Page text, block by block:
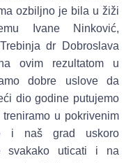
ozbiljno je bila u žiži
Ivane Ninković,
dr Dobroslava
ovim rezultatom u
dobre uslove da
dio godine putujemo
u pokrivenim
i naš grad uskoro
svakako uticati i na